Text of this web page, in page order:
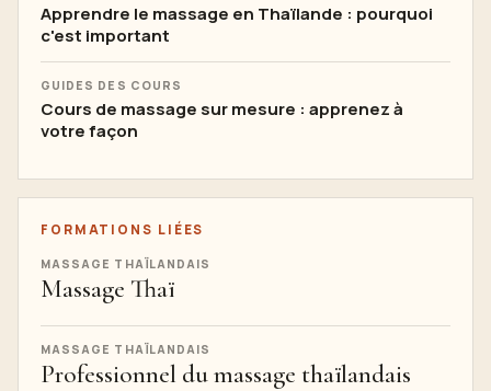
Apprendre le massage en Thaïlande : pourquoi
c'est important
GUIDES DES COURS
Cours de massage sur mesure : apprenez à
votre façon
FORMATIONS LIÉES
MASSAGE THAÏLANDAIS
Massage Thaï
MASSAGE THAÏLANDAIS
Professionnel du massage thaïlandais